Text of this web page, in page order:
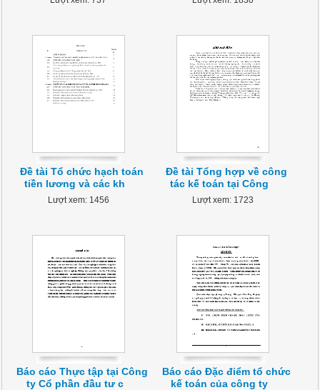
Đề tài Tổ chức hạch toán
tiền lương và các kh
Lượt xem: 1456
Đề tài Tổng hợp về công
tác kế toán tại Công
Lượt xem: 1723
Báo cáo Thực tập tại Công
ty Cổ phần đầu tư c
Báo cáo Đặc điểm tổ chức
kế toán của công ty